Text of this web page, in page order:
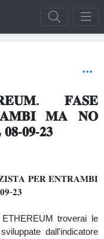
𝐅𝐀𝐒𝐄
𝐌𝐀 𝐍𝐎
𝟎𝟗-𝟐𝟑
𝐏𝐄𝐑 𝐄𝐍𝐓𝐑𝐀𝐌𝐁𝐈
𝟐𝟑
troverai le
dall'indicatore